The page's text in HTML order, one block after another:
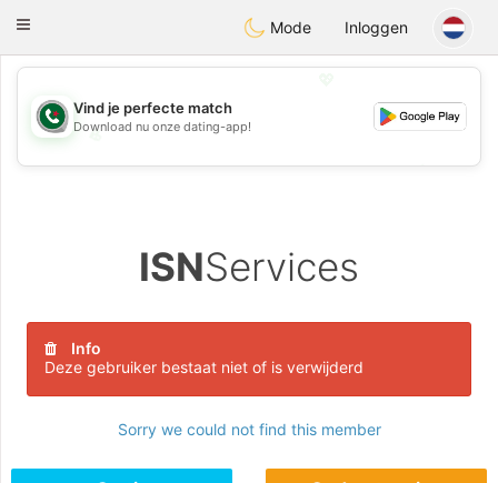
Weshrak
Toggle
Mode Inloggen
💖
💕
Vind je perfecte match
Download nu onze dating-app!
ISNServices
Info
Deze gebruiker bestaat niet of is verwijderd
Sorry we could not find this member